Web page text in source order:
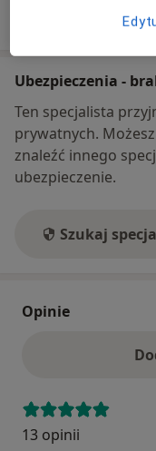
Ubezpieczenia -
Ten specjalista
prywatnych.
znaleźć innego
ubezpieczenie.
Szukaj
Opinie
13 opinii